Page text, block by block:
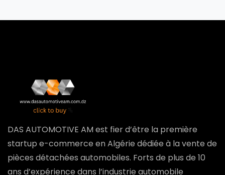
DAS AUTOMOTIVE AM est fier d’être la première
startup e-commerce en Algérie dédiée à la vente de
pièces détachées automobiles. Forts de plus de 10
ans d’expérience dans l’industrie automobile